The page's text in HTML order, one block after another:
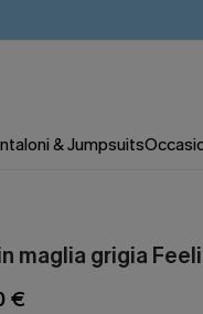
& Jumpsuits
maglia grigia
€